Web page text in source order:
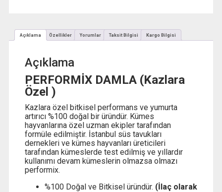
Açıklama Özellikler Yorumlar Taksit Bilgisi Kargo Bilgisi
Açıklama
PERFORMİX DAMLA (Kazlara
Özel )
Kazlara özel bitkisel performans ve yumurta
artırıcı %100 doğal bir üründür. Kümes
hayvanlarına özel uzman ekipler tarafından
formüle edilmiştir. İstanbul süs tavukları
dernekleri ve kümes hayvanları üreticileri
tarafından kümeslerde test edilmiş ve yıllardır
kullanımı devam kümeslerin olmazsa olmazı
performix.
%100 Doğal ve Bitkisel üründür. (İlaç olarak